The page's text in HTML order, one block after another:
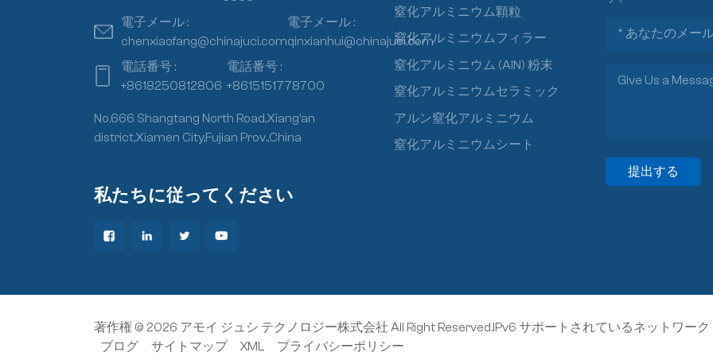
電子メール :
chenxiaofang@chinajuci.com
電子メール :
qinxianhui@chinajuci.com
電話番号 :
+8618250812806
電話番号 :
+8615151778700
No.666 Shangtang North Road,Xiang’an
district,Xiamen City,Fujian Prov.,China
私たちに従ってください
窒化アルミニウム顆粒
窒化アルミニウムフィラー
窒化アルミニウム (AlN) 粉末
窒化アルミニウムセラミック
アルン窒化アルミニウム
窒化アルミニウムシート
提出する
著作権 © 2026 アモイ ジュシ テクノロジー株式会社 All Right Reserved.IPv6 サポートされているネットワーク
ブログ
サイトマップ XML プライバシーポリシー